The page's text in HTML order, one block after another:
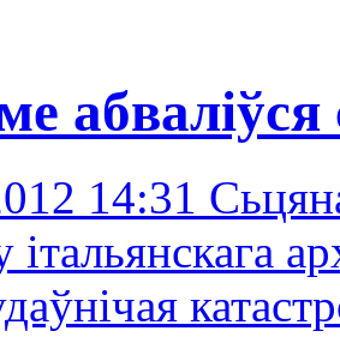
абваліўся
14:31
італьянскага